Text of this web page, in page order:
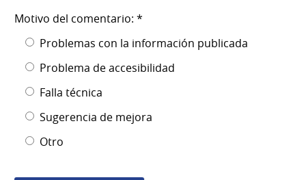
Motivo del comentario: *
Problemas con la información publicada
Problema de accesibilidad
Falla técnica
Sugerencia de mejora
Otro